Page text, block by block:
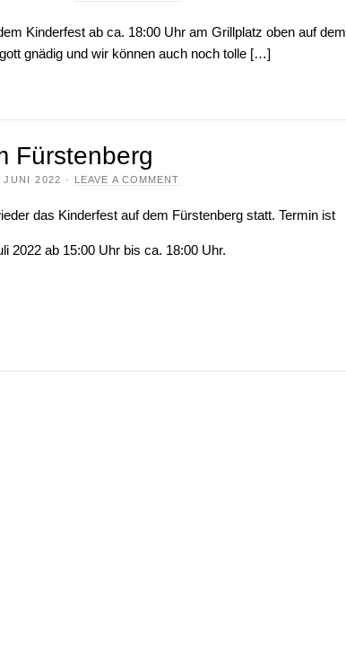
Kinderfest ab ca. 18:00 Uhr am Grillplatz oben auf dem
gnädig und wir können auch noch tolle […]
Fürstenberg
JUNI 2022 · LEAVE A COMMENT
das Kinderfest auf dem Fürstenberg statt. Termin ist
2022 ab 15:00 Uhr bis ca. 18:00 Uhr.